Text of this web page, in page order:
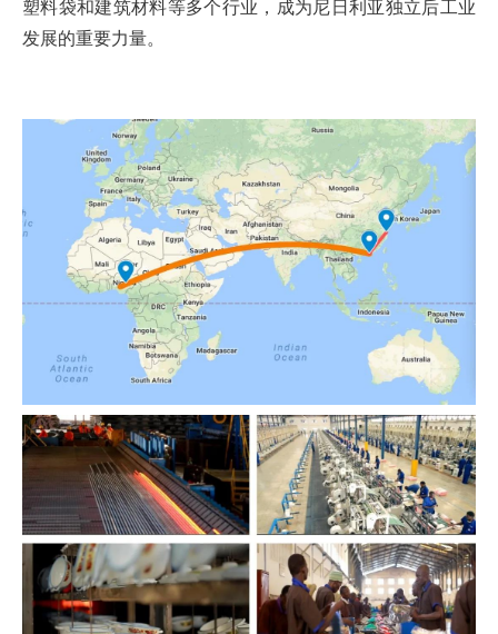
塑料袋和建筑材料等多个行业，成为尼日利亚独立后工业
发展的重要力量。